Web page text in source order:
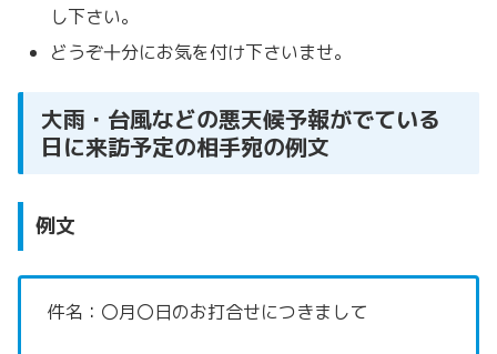
し下さい。
どうぞ十分にお気を付け下さいませ。
大雨・台風などの悪天候予報がでている
日に来訪予定の相手宛の例文
例文
件名：〇月〇日のお打合せにつきまして